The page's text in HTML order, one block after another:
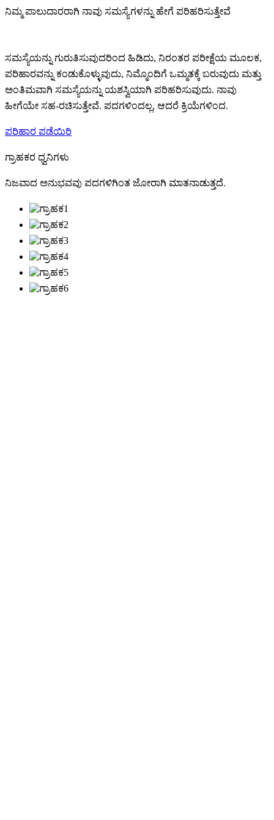
ನಿಮ್ಮ ಪಾಲುದಾರರಾಗಿ ನಾವು ಸಮಸ್ಯೆಗಳನ್ನು ಹೇಗೆ ಪರಿಹರಿಸುತ್ತೇವೆ
ಸಮಸ್ಯೆಯನ್ನು ಗುರುತಿಸುವುದರಿಂದ ಹಿಡಿದು, ನಿರಂತರ ಪರೀಕ್ಷೆಯ ಮೂಲಕ,
ಪರಿಹಾರವನ್ನು ಕಂಡುಕೊಳ್ಳುವುದು, ನಿಮ್ಮೊಂದಿಗೆ ಒಮ್ಮತಕ್ಕೆ ಬರುವುದು ಮತ್ತು
ಅಂತಿಮವಾಗಿ ಸಮಸ್ಯೆಯನ್ನು ಯಶಸ್ವಿಯಾಗಿ ಪರಿಹರಿಸುವುದು. ನಾವು
ಹೀಗೆಯೇ ಸಹ-ರಚಿಸುತ್ತೇವೆ. ಪದಗಳಿಂದಲ್ಲ, ಆದರೆ ಕ್ರಿಯೆಗಳಿಂದ.
ಪರಿಹಾರ ಪಡೆಯಿರಿ
ಗ್ರಾಹಕರ ಧ್ವನಿಗಳು
ನಿಜವಾದ ಅನುಭವವು ಪದಗಳಿಗಿಂತ ಜೋರಾಗಿ ಮಾತನಾಡುತ್ತದೆ.